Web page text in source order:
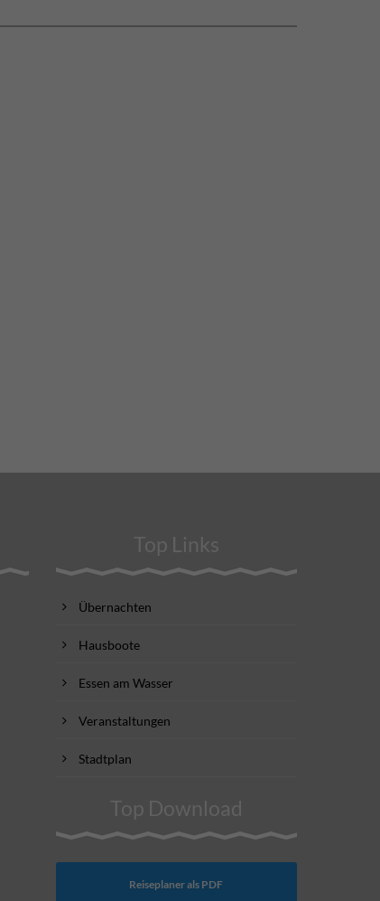
Top Links
Übernachten
Hausboote
Essen am Wasser
Veranstaltungen
Stadtplan
Top Download
Reiseplaner als PDF